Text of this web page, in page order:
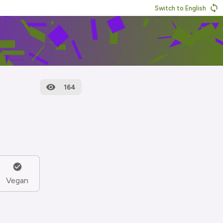
Switch to English
164
Vegan